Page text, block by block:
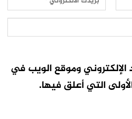
وموقع الويب في
التي أعلق فيها.